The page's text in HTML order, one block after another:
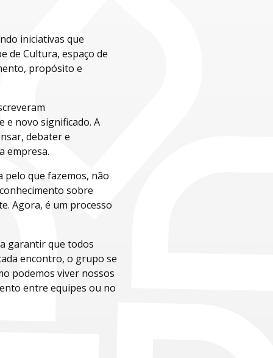
iniciativas que
de Cultura, espaço de
propósito e
e novo significado. A
debater e
empresa.
pelo que fazemos, não
sobre
Agora, é um processo
garantir que todos
encontro, o grupo se
podemos viver nossos
entre equipes ou no